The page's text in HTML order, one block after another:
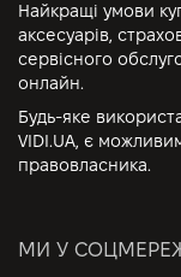
Найкращі умови
аксесуарів,
сервісного
онлайн.
Будь-яке
VIDI.UA, є
правовласника.
МИ У